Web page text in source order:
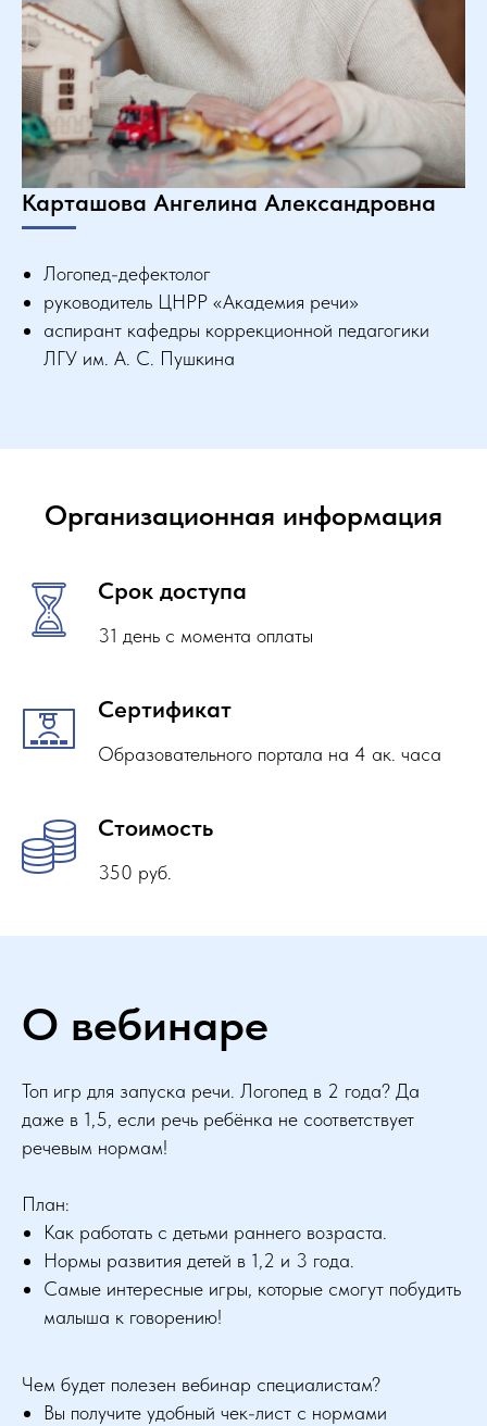
Карташова Ангелина Александровна
Логопед-дефектолог
руководитель ЦНРР «Академия речи»
аспирант кафедры коррекционной педагогики
ЛГУ им. А. С. Пушкина
Организационная информация
Срок доступа
31 день с момента оплаты
Сертификат
Образовательного портала на 4 ак. часа
Стоимость
350 руб.
О вебинаре
Топ игр для запуска речи. Логопед в 2 года? Да
даже в 1,5, если речь ребёнка не соответствует
речевым нормам!
План:
Как работать с детьми раннего возраста.
Нормы развития детей в 1,2 и 3 года.
Самые интересные игры, которые смогут побудить
малыша к говорению!
Чем будет полезен вебинар специалистам?
Вы получите удобный чек-лист с нормами